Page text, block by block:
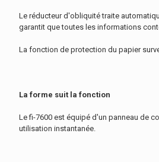
Le réducteur d'obliquité traite
garantit que toutes les informations
La fonction de protection du papier
La forme suit la fonction
Le fi-7600 est équipé d'un panneau de
utilisation instantanée.